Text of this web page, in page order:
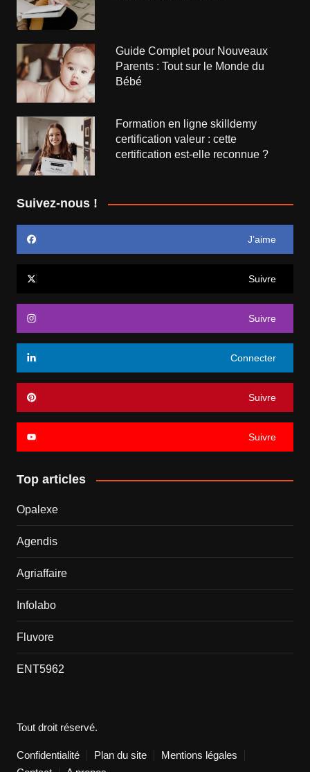
Guide Complet pour Nouveaux
Parents : Tout sur le Monde du
Bébé
Formation en ligne skilldemy
certification valeur : cette
certification est-elle reconnue ?
Suivez-nous !
J’aime
Suivre
Suivre
Connecter
Suivre
Suivre
Top articles
Opalexe
Agendis
Agriaffaire
Infolabo
Fluvore
ENT5962
Tout droit réservé.
Confidentialité Plan du site
Mentions légales